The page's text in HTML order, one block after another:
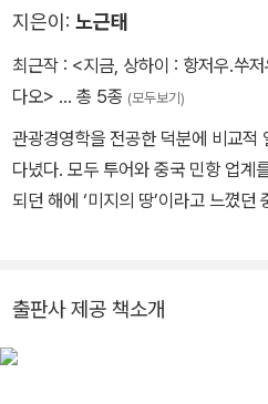
이어가고 있다. 저서로는 <70일간
랐던 아시아 BEST 170(공저)>, <지
로그 : 뚱딴지 부부의 눈치코치 중
지은이: 노근태
최근작 : <지금, 상하이 : 항저우.쑤
다오> … 총 5종 (모두보기)
관광경영학을 전공한 덕분에 비교적
다녔다. 모두 투어와 중국 민항 업계
되던 해에 ‘미지의 땅’이라고 느꼈던
다. 저서로는 <70일간의 실크로드(
있다.
출판사 제공 책소개